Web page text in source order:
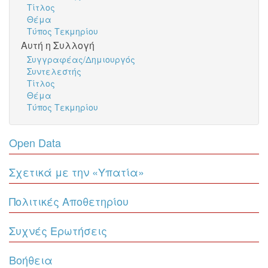
Τίτλος
Θέμα
Τύπος Τεκμηρίου
Αυτή η Συλλογή
Συγγραφέας/Δημιουργός
Συντελεστής
Τίτλος
Θέμα
Τύπος Τεκμηρίου
Open Data
Σχετικά με την «Υπατία»
Πολιτικές Αποθετηρίου
Συχνές Ερωτήσεις
Βοήθεια